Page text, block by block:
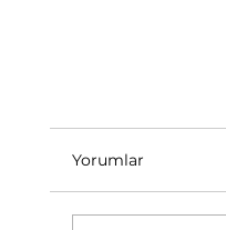
Yorumlar